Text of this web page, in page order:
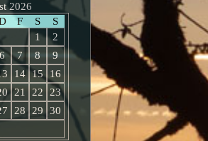
2026
F S
S
1
2
6 7 8
9
14 15
16
21 22
23
28 29
30